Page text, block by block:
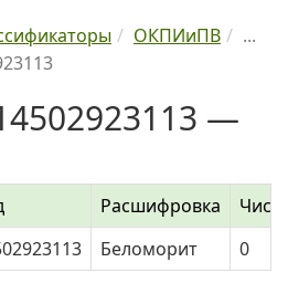
ОКПИиПВ
...
—
Расшифровка
Беломорит 0